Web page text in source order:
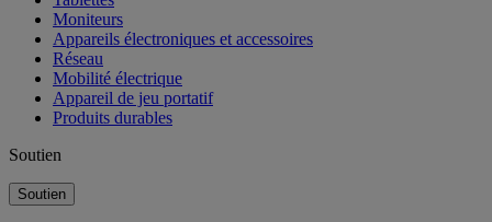
Moniteurs
Appareils électroniques et accessoires
Réseau
Mobilité électrique
Appareil de jeu portatif
Produits durables
Soutien
Soutien